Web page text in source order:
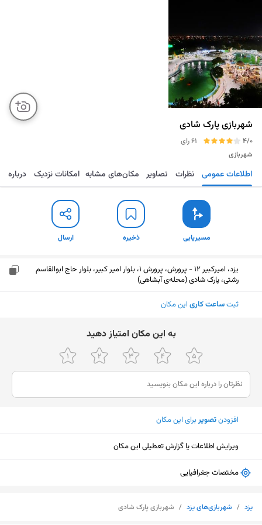
شهربازی پارک شادی
4/0
61 رای
شهربازی
مسیریابی ذخیره ارسال اطلاعات عمومی نظرات تصاویر مکان‌های مشابه امکانات نزدیک درباره
مسیریابی ذخیره ارسال
یزد، امیرکبیر 12 - پرورش، پرورش 1، بلوار امیر کبیر، بلوار حاج ابوالقاسم
رشتی، پارک شادی (محله‌ی آبشاهی)
ثبتساعت کاری این مکان
ﺑﻪ اﯾﻦ ﻣﮑﺎن اﻣﺘﯿﺎز دﻫﯿﺪ
افزودنتصویربرای این مکان
ویرایش اطلاعات یا گزارش تعطیلی این مکان
مختصات جغرافیایی
یزد / شهربازی‌های یزد / شهربازی پارک شادی